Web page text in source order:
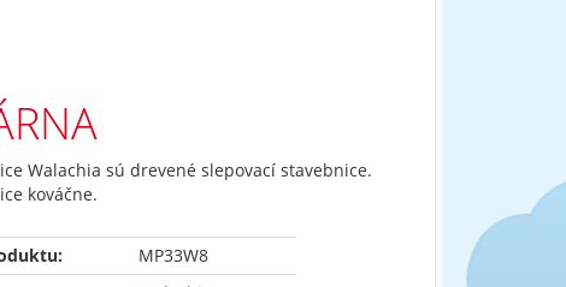
Walachia sú drevené slepovací stavebnice.
kováčne.
MP33W8